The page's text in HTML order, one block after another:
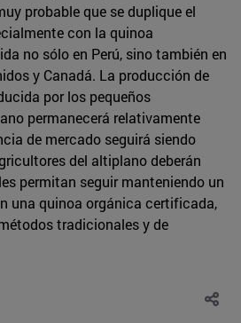
probable que se duplique el
con la quinoa
no sólo en Perú, sino también en
y Canadá. La producción de
por los pequeños
permanecerá relativamente
de mercado seguirá siendo
del altiplano deberán
permitan seguir manteniendo un
una quinoa orgánica certificada,
tradicionales y de